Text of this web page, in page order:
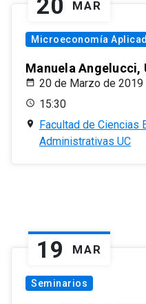
20 MAR
Microeconomía
Manuela Angelucci,
20 de Marzo de 2019
15:30
Facultad de Ciencias
Administrativas UC
19 MAR
Seminarios